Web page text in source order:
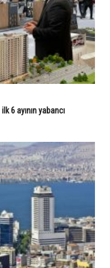
6 ayının yabancı